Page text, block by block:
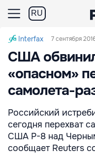
RU
Interfax 7 сентября
США
«опасном»
самолета-
Российский
сегодня перехват
США P-8 над
сообщает Reuters